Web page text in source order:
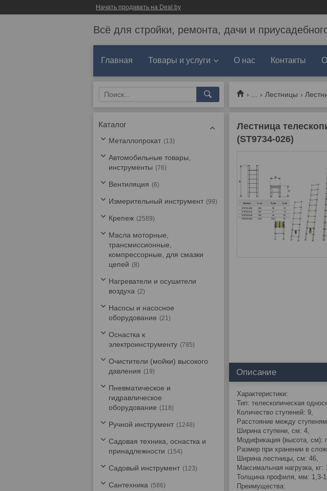
Начать продавать на Deal.by
Всё для стройки, ремонта, дачи и
Главная Товары и услуги О нас Контакты
Лестницы
Лестница
(ST9734-026)
Описание
Характеристики:
Тип: телескопическая
Количество ступеней: 9,
Расстояние между
Ширина ступени, см: 4,
Модификация (высота, см):
Размер при хранении в
Ширина лестницы, см: 46,
Максимальная нагрузка, кг:
Толщина профиля, мм: 1,3-
Преимущества:
Каталог
Металлопрокат 13
Автомобильные товары,
инструменты
76
Вентиляция 6
Измерительный инструмент 99
Крепеж 2589
Масла моторные,
трансмиссионные,
компрессорные, для смазки
цепей
8
Нагреватели и осушители
воздуха
2
Насосы и насосное
оборудование
21
Оснастка к
электроинструменту
785
Очистители (мойки) высокого
давления
19
Пневматическое и
гидравлическое
оборудование
118
Ручной инструмент 1246
Садовая техника, оснастка и
принадлежности
154
Садовый инструмент 123
Сантехника 586